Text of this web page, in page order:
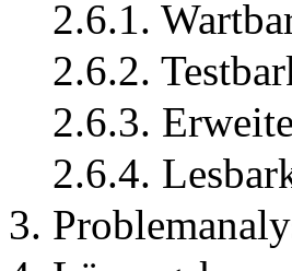
2.6.1.
2.6.2.
2.6.3.
2.6.4.
3.